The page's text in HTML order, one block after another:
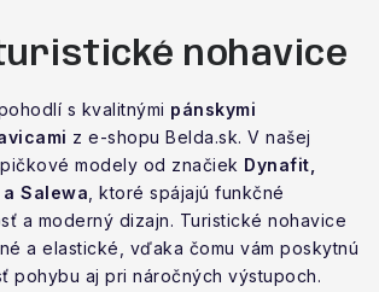
nohavice
s kvalitnými pánskymi
z e-shopu Belda.sk. V našej
modely od značiek Dynafit,
Salewa , ktoré spájajú funkčné
a moderný dizajn. Turistické nohavice
a elastické, vďaka čomu vám poskytnú
pohybu aj pri náročných výstupoch.